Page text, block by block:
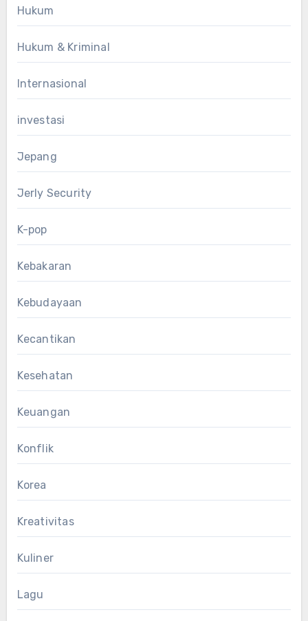
Hukum
Hukum & Kriminal
Internasional
investasi
Jepang
Jerly Security
K-pop
Kebakaran
Kebudayaan
Kecantikan
Kesehatan
Keuangan
Konflik
Korea
Kreativitas
Kuliner
Lagu